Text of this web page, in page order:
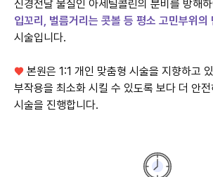
신경전달 물질인 아세틸콜린의 분비를 방해
입꼬리, 벌름거리는 콧볼 등 평소 고민부위의
시술입니다.
♥ 본원은 1:1 개인 맞춤형 시술을 지향하고
부작용을 최소화 시킬 수 있도록 보다 더 안
시술을 진행합니다.